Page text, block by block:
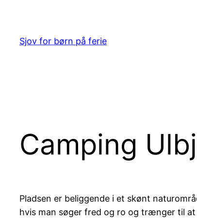
indhold
Sjov for børn på ferie
Camping
Pladsen er beliggende i et skønt
hvis man søger fred og ro og trænger til at